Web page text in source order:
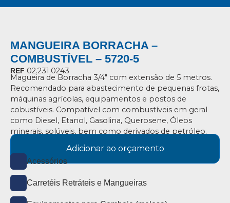
MANGUEIRA BORRACHA –
COMBUSTÍVEL – 5720-5
REF 02.231.0243
Magueira de Borracha 3/4″ com extensão de 5 metros.
Recomendado para abastecimento de pequenas frotas,
máquinas agrícolas, equipamentos e postos de
cobustíveis. Compatível com combustíveis em geral
como Diesel, Etanol, Gasolina, Querosene, Óleos
minerais, solúveis, bem como derivados de petróleo.
Adicionar ao orçamento
Acessórios
Carretéis Retráteis e Mangueiras